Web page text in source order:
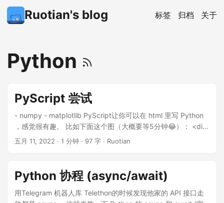
Ruotian's blog 标签 归档 关于
Python
PyScript 尝试
- numpy - matplotlib PyScript让你可以在 html 里写 Python
，感觉很有趣。 比如下面这个图（大概要等5分钟😂）： <div
id="plot"></div> <py-script output="plot"> import
= plt.subplots() ax.scatter(x, y) fig </py-script> Loading...
REPL ...
五月 11, 2022 · 1 分钟 · 97 字 · Ruotian
Python 协程 (async/await)
用Telegram 机器人库 Telethon的时候发现他家的 API 接口走